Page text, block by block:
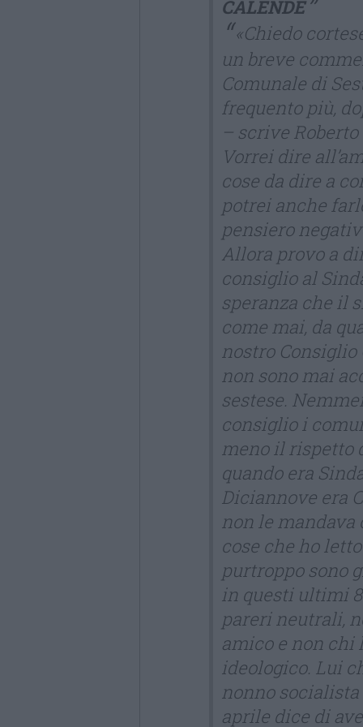
CALENDE
«Chiedo
un breve
Comunale di
frequento più,
– scrive
Vorrei dire
cose da dire a
potrei anche
pensiero
Allora provo a
consiglio al
speranza che il
come mai, da
nostro Consiglio
non sono mai
sestese.
consiglio i
meno il rispetto
quando era
Diciannove era
non le mandava
cose che ho
purtroppo sono
in questi ultimi
pareri neutrali,
amico e non chi
ideologico. Lui
nonno socialista
aprile dice di